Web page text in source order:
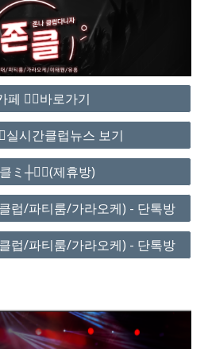
페 ❤️‍🔥바로가기
실시간클럽뉴스 보기
ミ┼❤️‍🔥(제휴방)
럽/파티룸/가라오케) - 단톡방
럽/파티룸/가라오케) - 단톡방